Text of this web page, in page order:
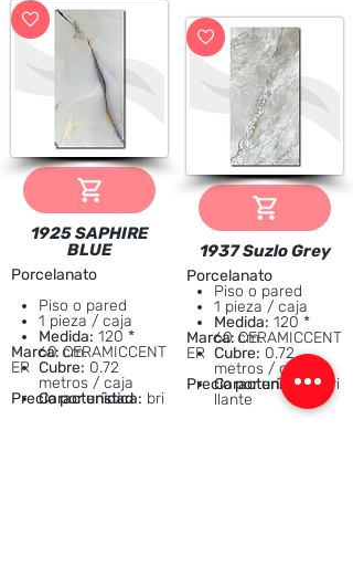
1925 SAPHIRE
BLUE
Porcelanato
Piso o pared
1 pieza / caja
Medida: 120 *
60 cm.
Cubre: 0.72
metros / caja
Característica: bri
Marca:CERAMICCENT
ER
Precio por unidad
1937 Suzlo Grey
Porcelanato
Piso o pared
1 pieza / caja
Medida: 120 *
60 cm.
Cubre: 0.72
metros / caja
Característica:bri
llante
Marca:CERAMICCENT
ER
Precio por unidad